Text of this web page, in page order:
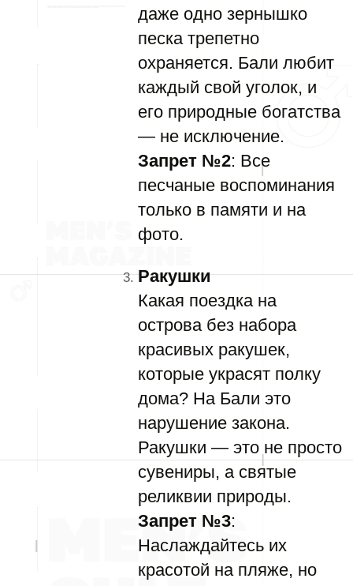
даже одно зернышко
песка трепетно
охраняется. Бали любит
каждый свой уголок, и
его природные богатства
— не исключение.
Запрет №2: Все
песчаные воспоминания
только в памяти и на
фото.
Ракушки
Какая поездка на
острова без набора
красивых ракушек,
которые украсят полку
дома? На Бали это
нарушение закона.
Ракушки — это не просто
сувениры, а святые
реликвии природы.
Запрет №3:
Наслаждайтесь их
красотой на пляже, но